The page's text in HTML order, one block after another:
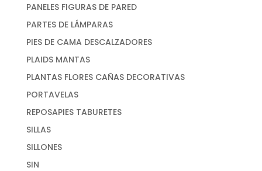
PANELES FIGURAS DE PARED
PARTES DE LÁMPARAS
PIES DE CAMA DESCALZADORES
PLAIDS MANTAS
PLANTAS FLORES CAÑAS DECORATIVAS
PORTAVELAS
REPOSAPIES TABURETES
SILLAS
SILLONES
SIN